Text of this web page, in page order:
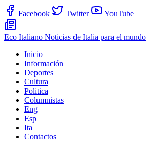
Facebook Twitter YouTube
Eco Italiano Noticias de Italia para el mundo
Inicio
Información
Deportes
Cultura
Politica
Columnistas
Eng
Esp
Ita
Contactos